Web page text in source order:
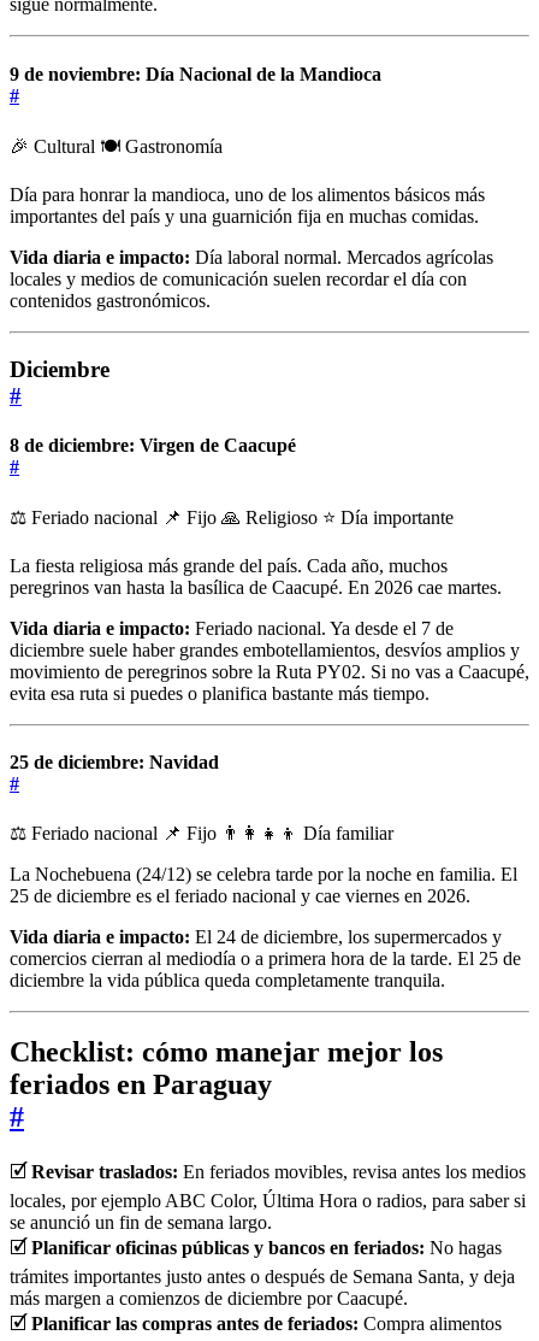
sigue normalmente.
9 de noviembre: Día Nacional de la Mandioca
#
🎉 Cultural 🍽️ Gastronomía
Día para honrar la mandioca, uno de los alimentos básicos más
importantes del país y una guarnición fija en muchas comidas.
Vida diaria e impacto: Día laboral normal. Mercados agrícolas
locales y medios de comunicación suelen recordar el día con
contenidos gastronómicos.
Diciembre
#
8 de diciembre: Virgen de Caacupé
#
⚖️ Feriado nacional 📌 Fijo 🙏 Religioso ⭐ Día importante
La fiesta religiosa más grande del país. Cada año, muchos
peregrinos van hasta la basílica de Caacupé. En 2026 cae martes.
Vida diaria e impacto: Feriado nacional. Ya desde el 7 de
diciembre suele haber grandes embotellamientos, desvíos amplios y
movimiento de peregrinos sobre la Ruta PY02. Si no vas a Caacupé,
evita esa ruta si puedes o planifica bastante más tiempo.
25 de diciembre: Navidad
#
⚖️ Feriado nacional 📌 Fijo 👨‍👩‍👧‍👦 Día familiar
La Nochebuena (24/12) se celebra tarde por la noche en familia. El
25 de diciembre es el feriado nacional y cae viernes en 2026.
Vida diaria e impacto: El 24 de diciembre, los supermercados y
comercios cierran al mediodía o a primera hora de la tarde. El 25 de
diciembre la vida pública queda completamente tranquila.
Checklist: cómo manejar mejor los
feriados en Paraguay
#
🗹 Revisar traslados: En feriados movibles, revisa antes los medios
locales, por ejemplo ABC Color, Última Hora o radios, para saber si
se anunció un fin de semana largo.
🗹 Planificar oficinas públicas y bancos en feriados: No hagas
trámites importantes justo antes o después de Semana Santa, y deja
más margen a comienzos de diciembre por Caacupé.
🗹 Planificar las compras antes de feriados: Compra alimentos